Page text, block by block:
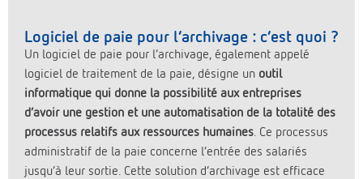
Logiciel de paie pour l’archivage : c’est quoi ?
Un logiciel de paie pour l’archivage, également appelé
logiciel de traitement de la paie, désigne un outil
informatique qui donne la possibilité aux entreprises
d’avoir une gestion et une automatisation de la totalité des
processus relatifs aux ressources humaines . Ce processus
administratif de la paie concerne l’entrée des salariés
jusqu’à leur sortie. Cette solution d’archivage est efficace